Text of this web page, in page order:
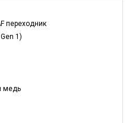
переходник
1)
медь